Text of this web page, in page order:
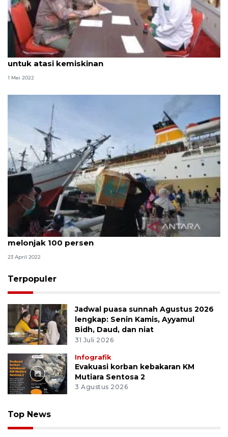
Pemprov Sulteng dukung Gerakan Cinta Zakat
untuk atasi kemiskinan
1 Mei 2022
Pelni: Arus mudik di Pelabuhan Pantoloan Palu
melonjak 100 persen
23 April 2022
Terpopuler
Jadwal puasa sunnah Agustus 2026
lengkap: Senin Kamis, Ayyamul
Bidh, Daud, dan niat
31 Juli 2026
Infografik
Evakuasi korban kebakaran KM
Mutiara Sentosa 2
3 Agustus 2026
Top News